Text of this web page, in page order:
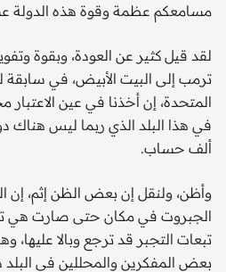
مسامعكم عظمة وقوة هذه الدولة
لقد قيل كثير عن العودة، وبقوة
ترمب إلى البيت الأبيض، في سابقة
المتحدة، إن أخذنا في عين الاعتبار
في هذا البلد الذي ربما ليس هناك
ألف حساب.
وأظن، ولنقل إن بعض الظن إثم، إن
الجبروت في مكان حتى صارت هي
تبعات التجبر قد ترجع وبالا
بعض المفكرين والمحللين في البلد